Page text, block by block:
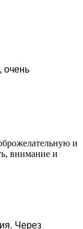
очень
и
внимание и
Через